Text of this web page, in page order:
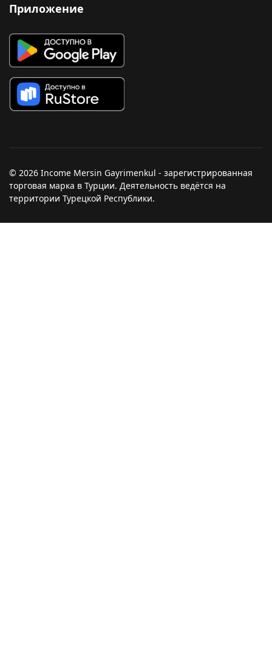
Приложение
© 2026 Income Mersin Gayrimenkul - зарегистрированная
торговая марка в Турции. Деятельность ведётся на
территории Турецкой Республики.